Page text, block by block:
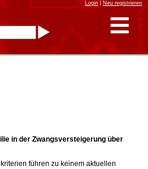
Login| Neu registrieren
in der Zwangsversteigerung über
führen zu keinem aktuellen